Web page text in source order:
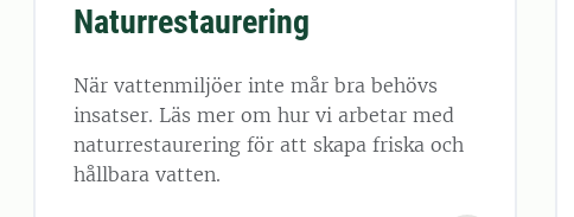
Naturrestaurering
När vattenmiljöer inte mår bra behövs
insatser. Läs mer om hur vi arbetar med
naturrestaurering för att skapa friska och
hållbara vatten.